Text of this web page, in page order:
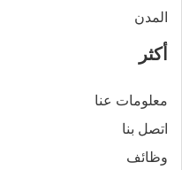
المدن
أكثر
معلومات عنا
اتصل بنا
وظائف